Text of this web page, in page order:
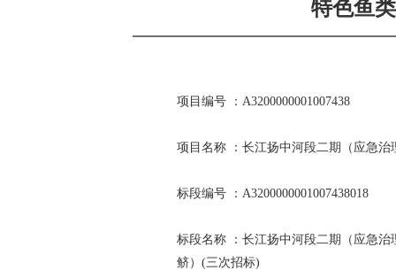
特色鱼
项目编号 ：A3200000001007438
项目名称 ：长江扬中河段二期（应急治
标段编号 ：A3200000001007438018
标段名称 ：长江扬中河段二期（应急
鲚）(三次招标)